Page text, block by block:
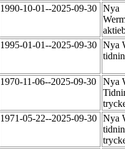
1990-10-01--2025-09-30 Nya
1995-01-01--2025-09-30 Nya
1970-11-06--2025-09-30
Nya
1971-05-22--2025-09-30 Nya